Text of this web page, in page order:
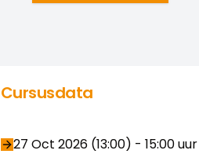
Cursusdata
27 Oct 2026 (13:00) - 15:00uur